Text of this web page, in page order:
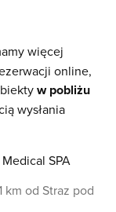
więcej
online,
w pobliżu
wysłania
SPA
km od Straz pod